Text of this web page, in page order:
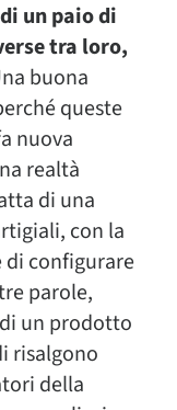
un paio di
tra loro,
buona
queste
nuova
realtà
di una
con la
di configurare
parole,
un prodotto
risalgono
della